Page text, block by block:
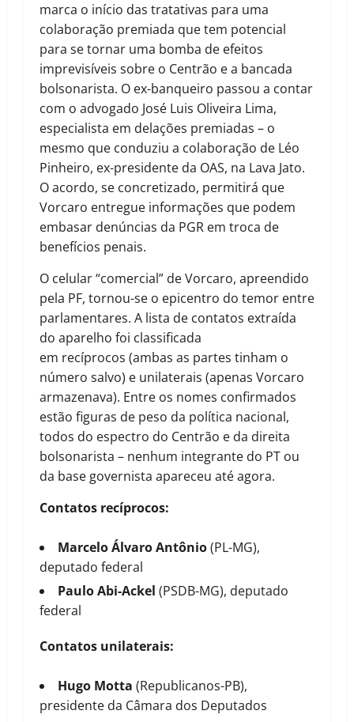
marca o início das tratativas para uma
colaboração premiada que tem potencial
para se tornar uma bomba de efeitos
imprevisíveis sobre o Centrão e a bancada
bolsonarista. O ex-banqueiro passou a contar
com o advogado José Luis Oliveira Lima,
especialista em delações premiadas – o
mesmo que conduziu a colaboração de Léo
Pinheiro, ex-presidente da OAS, na Lava Jato.
O acordo, se concretizado, permitirá que
Vorcaro entregue informações que podem
embasar denúncias da PGR em troca de
benefícios penais.
O celular “comercial” de Vorcaro, apreendido
pela PF, tornou-se o epicentro do temor entre
parlamentares. A lista de contatos extraída
do aparelho foi classificada
em recíprocos (ambas as partes tinham o
número salvo) e unilaterais (apenas Vorcaro
armazenava). Entre os nomes confirmados
estão figuras de peso da política nacional,
todos do espectro do Centrão e da direita
bolsonarista – nenhum integrante do PT ou
da base governista apareceu até agora.
Contatos recíprocos:
Marcelo Álvaro Antônio(PL-MG),
deputado federal
Paulo Abi-Ackel (PSDB-MG), deputado
federal
Contatos unilaterais:
Hugo Motta (Republicanos-PB),
presidente da Câmara dos Deputados